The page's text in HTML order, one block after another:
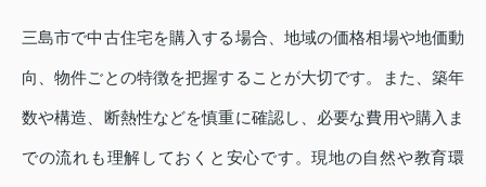
三島市で中古住宅を購入する場合、地域の価格相場や地価動
向、物件ごとの特徴を把握することが大切です。また、築年
数や構造、断熱性などを慎重に確認し、必要な費用や購入ま
での流れも理解しておくと安心です。現地の自然や教育環